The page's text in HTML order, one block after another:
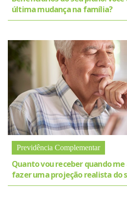
última mudança na família?
Previdência Complementar
Quanto vou receber quando
fazer uma projeção realista do